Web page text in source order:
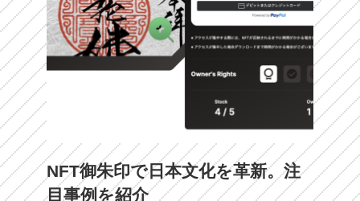
NFT御朱印で日本文化を革新。注
目事例を紹介